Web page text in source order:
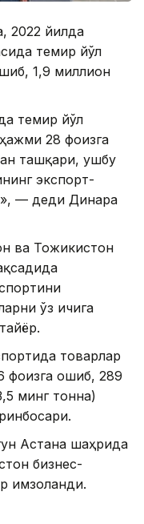
2022 йилда
темир йўл
1,9 миллион
темир йўл
28 фоизга
ташқари, ушбу
экспорт-
— деди Динара
ва Тожикистон
ўз ичига
товарлар
фоизга ошиб, 289
минг тонна)
Астана шаҳрида
бизнес-
имзоланди.